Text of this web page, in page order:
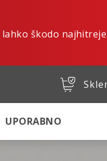
škodo najhitreje
UPORABNO